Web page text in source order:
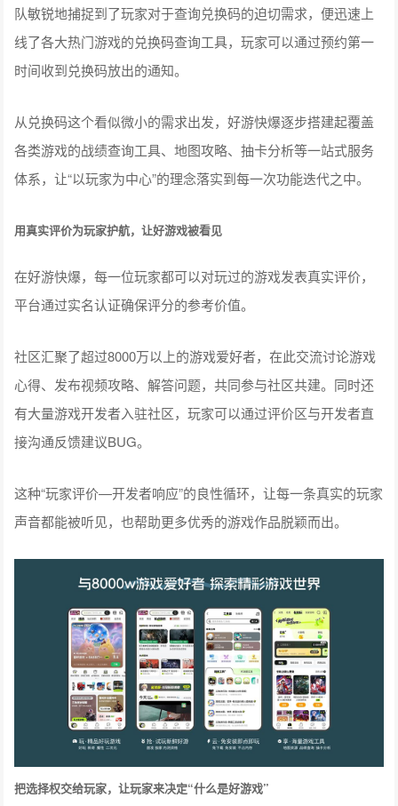
队敏锐地捕捉到了玩家对于查询兑换码的迫切需求，便迅速上
线了各大热门游戏的兑换码查询工具，玩家可以通过预约第一
时间收到兑换码放出的通知。
从兑换码这个看似微小的需求出发，好游快爆逐步搭建起覆盖
各类游戏的战绩查询工具、地图攻略、抽卡分析等一站式服务
体系，让“以玩家为中心”的理念落实到每一次功能迭代之中。
用真实评价为玩家护航，让好游戏被看见
在好游快爆，每一位玩家都可以对玩过的游戏发表真实评价，
平台通过实名认证确保评分的参考价值。
社区汇聚了超过8000万以上的游戏爱好者，在此交流讨论游戏
心得、发布视频攻略、解答问题，共同参与社区共建。同时还
有大量游戏开发者入驻社区，玩家可以通过评价区与开发者直
接沟通反馈建议BUG。
这种“玩家评价—开发者响应”的良性循环，让每一条真实的玩家
声音都能被听见，也帮助更多优秀的游戏作品脱颖而出。
把选择权交给玩家，让玩家来决定“什么是好游戏”